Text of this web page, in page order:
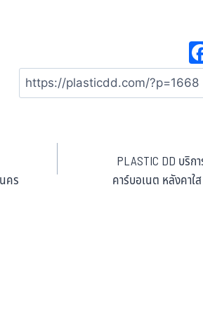
คร
PLASTIC DD บริ
คาร์บอเนต หลังคาใ